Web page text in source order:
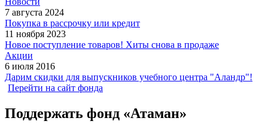
7 августа 2024
Покупка в рассрочку или кредит
11 ноября 2023
Новое поступление товаров! Хиты снова в продаже
Акции
6 июля 2016
Дарим скидки для выпускников учебного центра "Аландр"!
Перейти на сайт фонда
Поддержать фонд «Атаман»